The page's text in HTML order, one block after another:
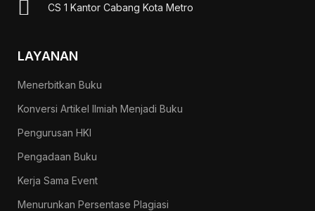
CS 1 Kantor Cabang Kota Metro
LAYANAN
Menerbitkan Buku
Konversi Artikel Ilmiah Menjadi Buku
Pengurusan HKI
Pengadaan Buku
Kerja Sama Event
Menurunkan Persentase Plagiasi